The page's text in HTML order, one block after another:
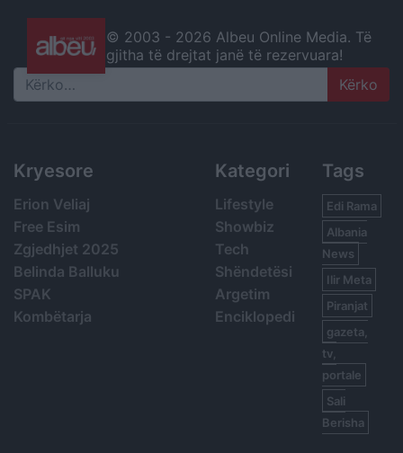
© 2003 - 2026 Albeu Online Media. Të
gjitha të drejtat janë të rezervuara!
Search
Kryesore
Erion Veliaj
Free Esim
Zgjedhjet 2025
Belinda Balluku
SPAK
Kombëtarja
Kategori
Lifestyle
Showbiz
Tech
Shëndetësi
Argetim
Enciklopedi
Tags
Edi Rama
Albania
News
Ilir Meta
Piranjat
gazeta,
tv,
portale
Sali
Berisha